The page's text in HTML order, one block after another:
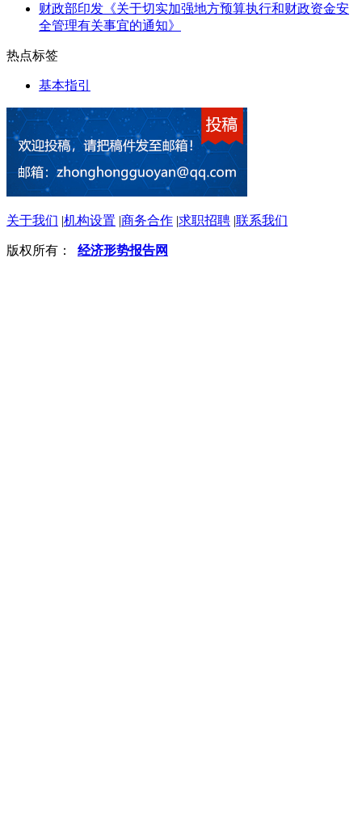
财政部印发《关于切实加强地方预算执行和财政资金安
全管理有关事宜的通知》
热点标签
基本指引
关于我们 |机构设置 |商务合作 |求职招聘 |联系我们
版权所有： 经济形势报告网